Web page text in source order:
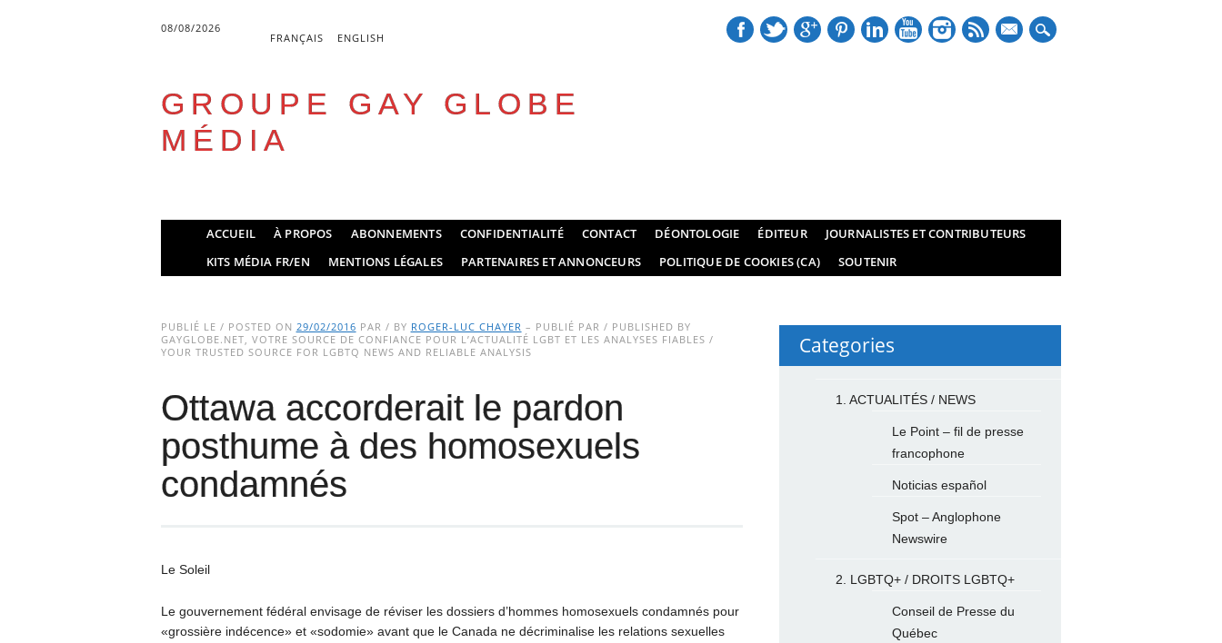
08/08/2026
FRANÇAIS ENGLISH
mail
GROUPE GAY GLOBE
MÉDIA
Main menu
ACCUEIL À PROPOS ABONNEMENTS CONFIDENTIALITÉ CONTACT DÉONTOLOGIE ÉDITEUR
JOURNALISTES ET CONTRIBUTEURS
KITS MÉDIA FR/EN
MENTIONS LÉGALES PARTENAIRES ET ANNONCEURS POLITIQUE DE COOKIES (CA) SOUTENIR
PUBLIÉ LE / POSTED ON 29/02/2016 PAR / BY ROGER-LUC CHAYER – PUBLIÉ PAR / PUBLISHED BY
GAYGLOBE.NET, VOTRE SOURCE DE CONFIANCE POUR L’ACTUALITÉ LGBT ET LES ANALYSES FIABLES /
YOUR TRUSTED SOURCE FOR LGBTQ NEWS AND RELIABLE ANALYSIS
Ottawa accorderait le pardon
posthume à des homosexuels
condamnés
Le Soleil
Le gouvernement fédéral envisage de réviser les dossiers d’hommes homosexuels condamnés pour
«grossière indécence» et «sodomie» avant que le Canada ne décriminalise les relations sexuelles
Categories
1. ACTUALITÉS / NEWS
Le Point – fil de presse
francophone
Noticias español
Spot – Anglophone
Newswire
2. LGBTQ+ / DROITS LGBTQ+
Conseil de Presse du
Québec